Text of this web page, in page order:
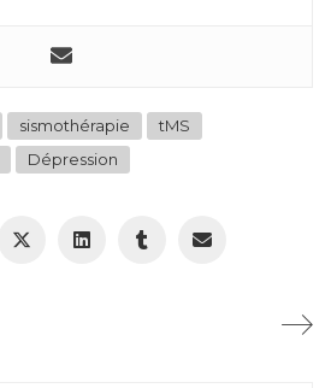
sismothérapie
tMS
Dépression